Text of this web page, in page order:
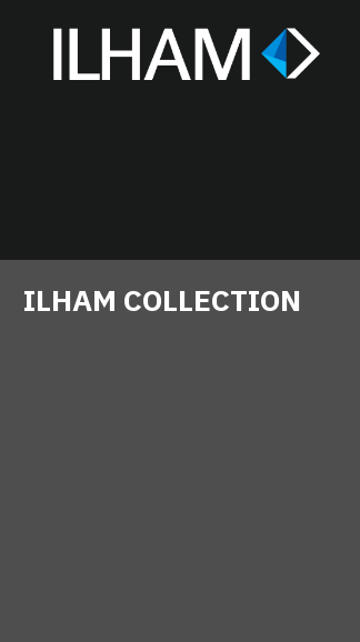
ILHAM COLLECTION